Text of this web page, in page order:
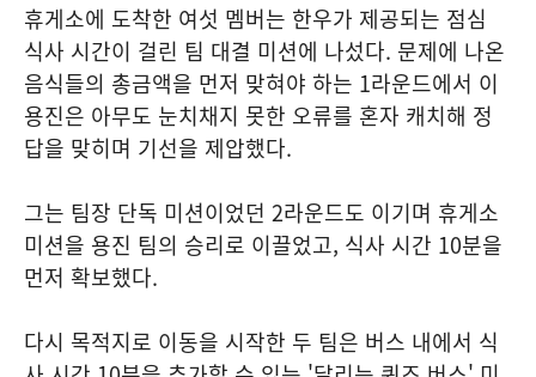
휴게소에 도착한 여섯 멤버는 한우가 제공되는 점심
식사 시간이 걸린 팀 대결 미션에 나섰다. 문제에 나온
음식들의 총금액을 먼저 맞혀야 하는 1라운드에서 이
용진은 아무도 눈치채지 못한 오류를 혼자 캐치해 정
답을 맞히며 기선을 제압했다.
그는 팀장 단독 미션이었던 2라운드도 이기며 휴게소
미션을 용진 팀의 승리로 이끌었고, 식사 시간 10분을
먼저 확보했다.
다시 목적지로 이동을 시작한 두 팀은 버스 내에서 식